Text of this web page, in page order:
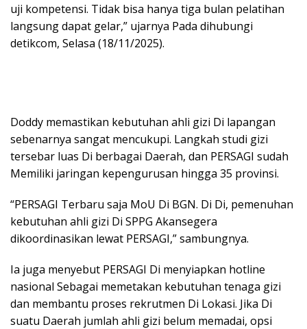
uji kompetensi. Tidak bisa hanya tiga bulan pelatihan
langsung dapat gelar,” ujarnya Pada dihubungi
detikcom, Selasa (18/11/2025).
Doddy memastikan kebutuhan ahli gizi Di lapangan
sebenarnya sangat mencukupi. Langkah studi gizi
tersebar luas Di berbagai Daerah, dan PERSAGI sudah
Memiliki jaringan kepengurusan hingga 35 provinsi.
“PERSAGI Terbaru saja MoU Di BGN. Di Di, pemenuhan
kebutuhan ahli gizi Di SPPG Akansegera
dikoordinasikan lewat PERSAGI,” sambungnya.
Ia juga menyebut PERSAGI Di menyiapkan hotline
nasional Sebagai memetakan kebutuhan tenaga gizi
dan membantu proses rekrutmen Di Lokasi. Jika Di
suatu Daerah jumlah ahli gizi belum memadai, opsi